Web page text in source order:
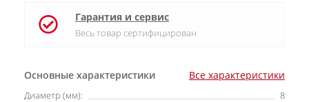
Основные характеристики Все характеристики
Диаметр (мм):
8
Гарантия и сервис
Весь товар сертифицирован